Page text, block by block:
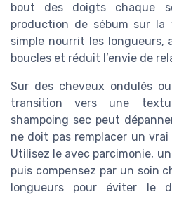
bout des doigts chaque
production de sébum sur la
simple nourrit les longueurs,
boucles et réduit l’envie de
Sur des cheveux ondulés
transition vers une
shampoing sec peut
ne doit pas remplacer un
Utilisez le avec parcimonie,
puis compensez par un soin
longueurs pour éviter le